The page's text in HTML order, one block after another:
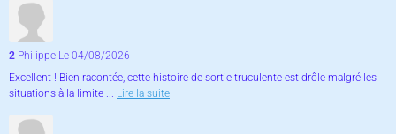
2 Philippe Le 04/08/2026
Excellent ! Bien racontée, cette histoire de sortie truculente est drôle malgré les
situations à la limite ... Lire la suite